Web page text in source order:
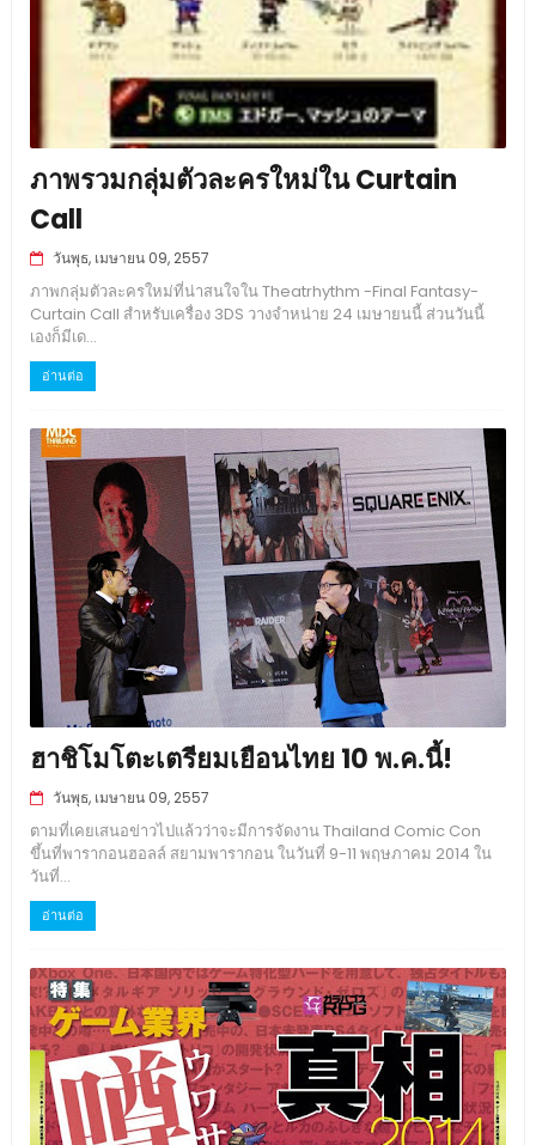
ภาพรวมกลุ่มตัวละครใหม่ใน Curtain
Call
วันพุธ, เมษายน 09, 2557
ภาพกลุ่มตัวละครใหม่ที่น่าสนใจใน Theatrhythm -Final Fantasy-
Curtain Call สำหรับเครื่อง 3DS วางจำหน่าย 24 เมษายนนี้ ส่วนวันนี้
เองก็มีเด...
อ่านต่อ
ฮาชิโมโตะเตรียมเยือนไทย 10 พ.ค.นี้!
วันพุธ, เมษายน 09, 2557
ตามที่เคยเสนอข่าวไปแล้วว่าจะมีการจัดงาน Thailand Comic Con
ขึ้นที่พารากอนฮอลล์ สยามพารากอน ในวันที่ 9-11 พฤษภาคม 2014 ใน
วันที่...
อ่านต่อ